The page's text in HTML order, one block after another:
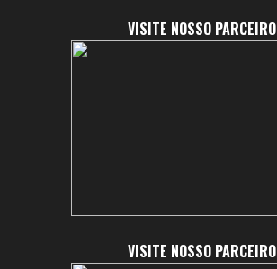
VISITE NOSSO PARCEIRO
VISITE NOSSO PARCEIRO